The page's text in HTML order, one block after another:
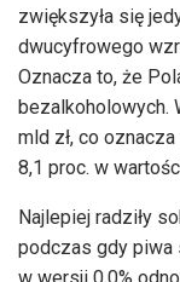
zwiększyła się
dwucyfrowego
Oznacza to, że
bezalkoholowych.
mld zł, co
8,1 proc. w
Najlepiej radziły
podczas gdy piwa